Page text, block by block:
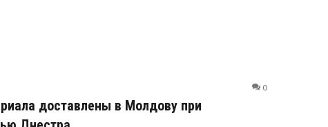
0
доставлены в Молдову при